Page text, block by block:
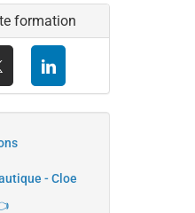
formation
- Cloe